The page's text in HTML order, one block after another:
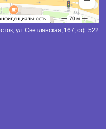
ул. Светланская, 167, оф. 522